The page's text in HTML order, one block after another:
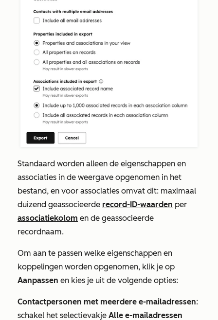
Standaard worden alleen de eigenschappen en
associaties in de weergave opgenomen in het
bestand, en voor associaties omvat dit: maximaal
duizend geassocieerde record-ID-waarden per
associatiekolom en de geassocieerde
recordnaam.
Om aan te passen welke eigenschappen en
koppelingen worden opgenomen, klik je op
Aanpassen en kies je uit de volgende opties:
Contactpersonen met meerdere e-mailadressen:
schakel het selectievakje Alle e-mailadressen